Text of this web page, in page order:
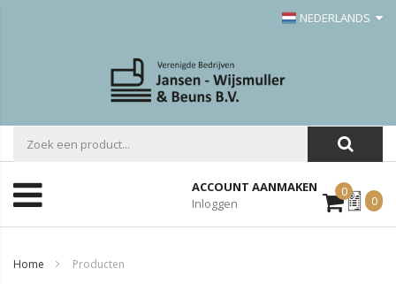
NEDERLANDS
ACCOUNT AANMAKEN
Inloggen
0Mijn
Offerte
0
Home Producten